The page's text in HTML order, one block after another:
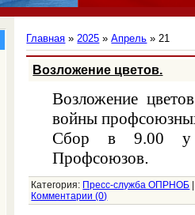
Главная »2025 » Апрель » 21
Возложение цветов.
Возложение
войны
Сбор в 9.00 у
Профсоюзов.
Категория: Пресс-служба ОПРНОБ
Комментарии (0)